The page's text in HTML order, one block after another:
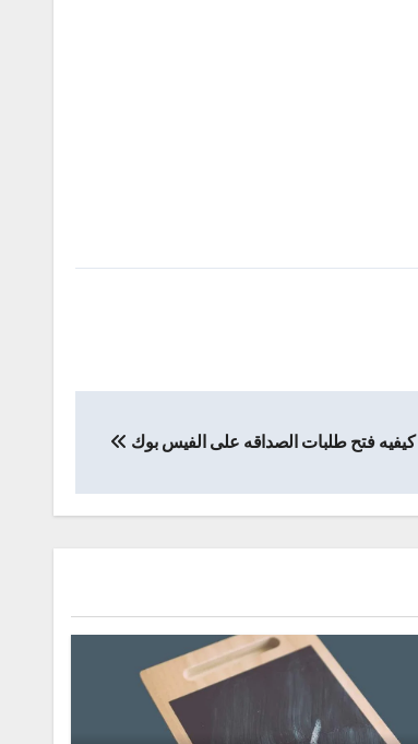
كيفيه فتح طلبات الصداقه على الفيس بوك